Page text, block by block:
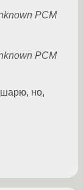
PCM
PCM
шарю, но,